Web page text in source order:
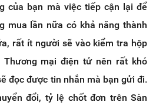
của bạn mà việc tiếp cận lại để
mua lần nữa có khả năng thành
rất ít người sẽ vào kiểm tra hộp
mại điện tử nên rất khó
đọc được tin nhắn mà bạn gửi đi.
đổi, tỷ lệ chốt đơn trên Sàn